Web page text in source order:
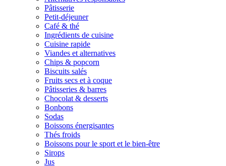
Pâtisserie
Petit-déjeuner
Café & thé
Ingrédients de cuisine
Cuisine rapide
Viandes et alternatives
Chips & popcorn
Biscuits salés
Fruits secs et à coque
Pâtisseries & barres
Chocolat & desserts
Bonbons
Sodas
Boissons énergisantes
Thés froids
Boissons pour le sport et le bien-être
Sirops
Jus